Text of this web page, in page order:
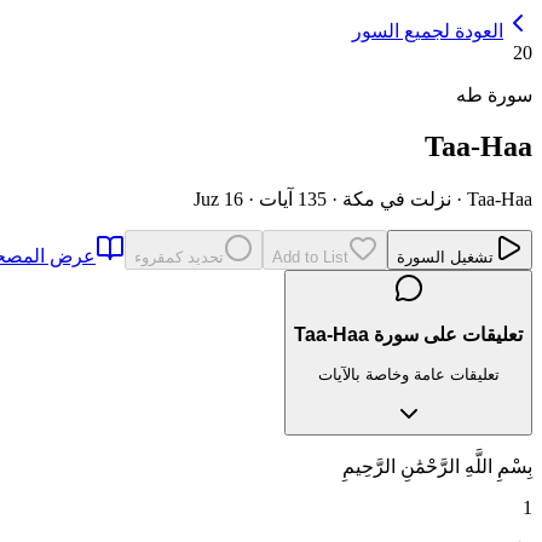
العودة لجميع السور
20
سورة طه
Taa-Haa
Taa-Haa
· نزلت في مكة · 135 آيات ·
Juz 16
تشغيل السورة Add to List تحديد كمقروء عرض
تعليقات على سورة Taa-Haa
تعليقات عامة وخاصة بالآيات
بِسْمِ اللَّهِ الرَّحْمَٰنِ الرَّحِيمِ
1